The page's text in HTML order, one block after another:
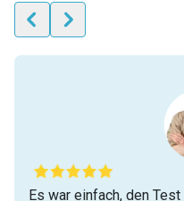
Es war einfach, den